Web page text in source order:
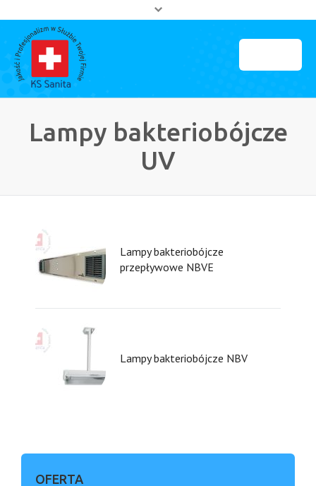
Strona główna
O firmie
Partnerzy
Lampy bakteriobójcze
UV
Lampy bakteriobójcze
przepływowe NBVE
Lampy bakteriobójcze NBV
OFERTA